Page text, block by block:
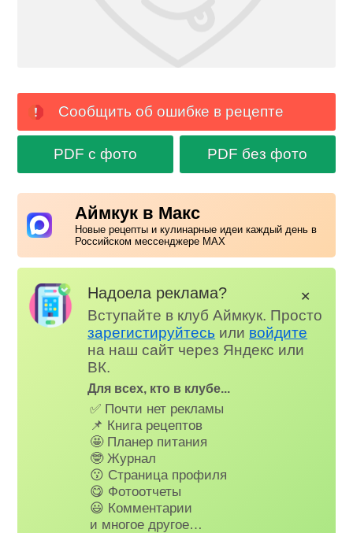
Сообщить об ошибке в рецепте
PDF с фото PDF без фото
Аймкук в Макс
Новые рецепты и кулинарные идеи каждый день в
Российском мессенджере MAX
Надоела реклама?
Вступайте в клуб Аймкук. Просто
зарегистируйтесь или войдите
на наш сайт через Яндекс или
ВК.
Для всех, кто в клубе...
✅ Почти нет рекламы
📌 Книга рецептов
🤩 Планер питания
🤓 Журнал
😗 Страница профиля
😋 Фотоотчеты
😃 Комментарии
и многое другое…
✕